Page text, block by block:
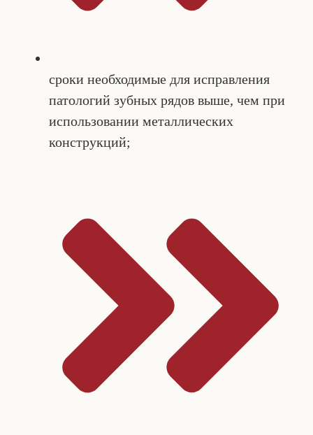
сроки необходимые для исправления
патологий зубных рядов выше, чем при
использовании металлических
конструкций;